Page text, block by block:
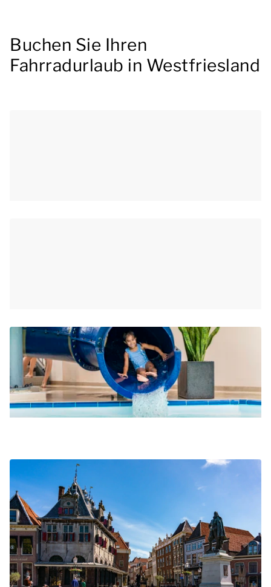
Buchen Sie Ihren
Fahrradurlaub in Westfriesland